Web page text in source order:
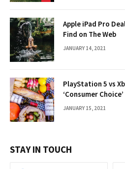
Apple iPad Pro
Find on The Web
JANUARY 14, 2021
PlayStation 5 vs
‘Consumer
JANUARY 15, 2021
STAY IN TOUCH